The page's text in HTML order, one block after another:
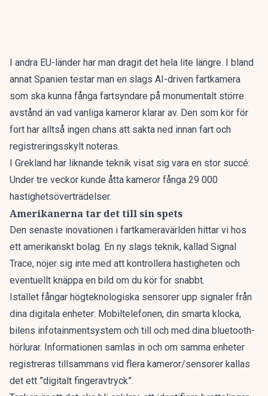
I andra EU-länder har man dragit det hela lite längre. I bland
annat Spanien testar man en slags AI-driven fartkamera
som ska kunna fånga fartsyndare på monumentalt större
avstånd än vad vanliga kameror klarar av. Den som kör för
fort har alltså ingen chans att sakta ned innan fart och
registreringsskylt noteras.
I Grekland har liknande teknik visat sig vara en stor succé:
Under tre veckor kunde åtta kameror fånga 29 000
hastighetsöverträdelser.
Amerikanerna tar det till sin spets
Den senaste inovationen i fartkameravärlden hittar vi hos
ett amerikanskt bolag. En ny slags teknik, kallad Signal
Trace, nöjer sig inte med att kontrollera hastigheten och
eventuellt knäppa en bild om du kör för snabbt.
Istället fångar högteknologiska sensorer upp signaler från
dina digitala enheter: Mobiltelefonen, din smarta klocka,
bilens infotainmentsystem och till och med dina bluetooth-
hörlurar. Informationen samlas in och om samma enheter
registreras tillsammans vid flera kameror/sensorer kallas
det ett ”digitalt fingeravtryck”.